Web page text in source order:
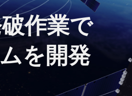
作業で
を開発